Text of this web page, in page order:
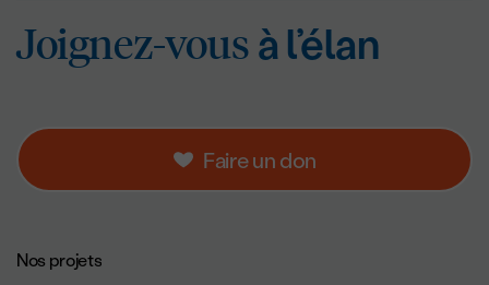
Faire un don
Joignez-vousà
Joignez-vousà l’élan
Navigation de pied de page.
Nos projets